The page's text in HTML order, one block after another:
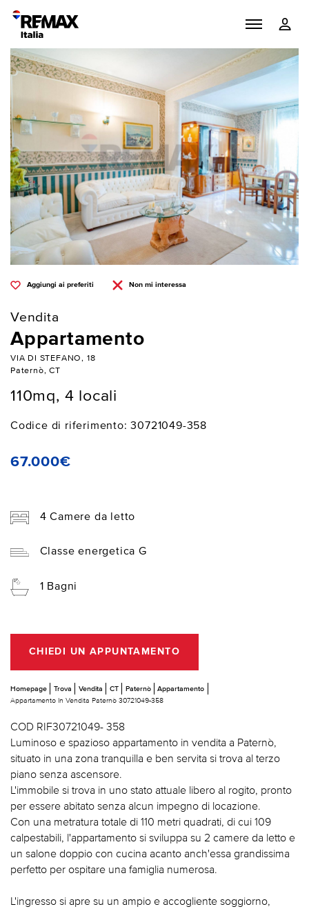
Aggiungi ai preferiti Non mi interessa
Vendita
Appartamento
VIA DI STEFANO, 18
Paternò, CT
110mq, 4 locali
Codice di riferimento: 30721049-358
67.000€
4 Camere da letto
Classe energetica G
1 Bagni
CHIEDI UN APPUNTAMENTO
Homepage Trova Vendita CT Paternò
Appartamento
Appartamento In Vendita Paternò 30721049-358
COD RIF30721049- 358
Luminoso e spazioso appartamento in vendita a Paternò,
situato in una zona tranquilla e ben servita si trova al terzo
piano senza ascensore.
L'immobile si trova in uno stato attuale libero al rogito, pronto
per essere abitato senza alcun impegno di locazione.
Con una metratura totale di 110 metri quadrati, di cui 109
calpestabili, l'appartamento si sviluppa su 2 camere da letto e
un salone doppio con cucina acanto anch'essa grandissima
perfetto per ospitare una famiglia numerosa.
L'ingresso si apre su un ampio e accogliente soggiorno,